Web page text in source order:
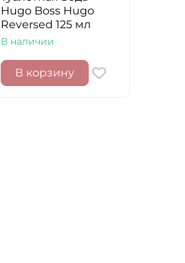
Hugo Boss Hugo
Reversed 125 мл
В наличии
В корзину